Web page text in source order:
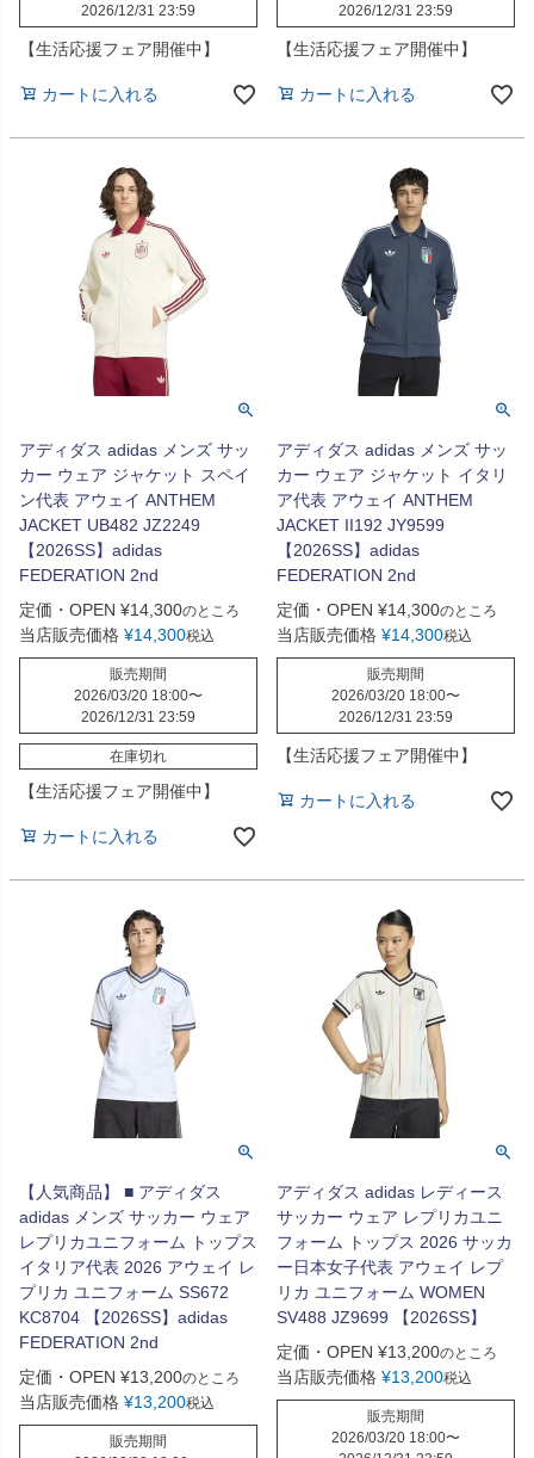
2026/12/31 23:59
【生活応援フェア開催中】
カートに入れる
2026/12/31 23:59
【生活応援フェア開催中】
カートに入れる
アディダス adidas メンズ サッ
カー ウェア ジャケット スペイ
ン代表 アウェイ ANTHEM
JACKET UB482 JZ2249
【2026SS】adidas
FEDERATION 2nd
定価・OPEN ¥14,300のところ
当店販売価格 ¥14,300税込
販売期間
2026/03/20 18:00〜
2026/12/31 23:59
在庫切れ
【生活応援フェア開催中】
カートに入れる
アディダス adidas メンズ サッ
カー ウェア ジャケット イタリ
ア代表 アウェイ ANTHEM
JACKET II192 JY9599
【2026SS】adidas
FEDERATION 2nd
定価・OPEN ¥14,300のところ
当店販売価格 ¥14,300税込
販売期間
2026/03/20 18:00〜
2026/12/31 23:59
【生活応援フェア開催中】
カートに入れる
【人気商品】 ■ アディダス
adidas メンズ サッカー ウェア
レプリカユニフォーム トップス
イタリア代表 2026 アウェイ レ
プリカ ユニフォーム SS672
KC8704 【2026SS】adidas
FEDERATION 2nd
定価・OPEN ¥13,200のところ
当店販売価格 ¥13,200税込
販売期間
アディダス adidas レディース
サッカー ウェア レプリカユニ
フォーム トップス 2026 サッカ
ー日本女子代表 アウェイ レプ
リカ ユニフォーム WOMEN
SV488 JZ9699 【2026SS】
定価・OPEN ¥13,200のところ
当店販売価格 ¥13,200税込
販売期間
2026/03/20 18:00〜